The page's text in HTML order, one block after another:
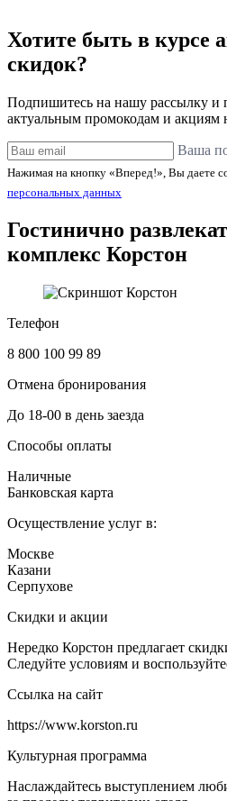
Хотите быть в курсе
скидок?
Подпишитесь на нашу рассылку и
актуальным промокодам и акциям
Ваша
Нажимая на кнопку «Вперед!», Вы даете
персональных данных
Гостинично
комплекс Корстон
Телефон
8 800 100 99 89
Отмена бронирования
До 18-00 в день заезда
Способы оплаты
Наличные
Банковская карта
Осуществление услуг в:
Москве
Казани
Серпухове
Скидки и акции
Нередко Корстон предлагает
Следуйте условиям и
Ссылка на сайт
https://www.korston.ru
Культурная программа
Наслаждайтесь выступлением